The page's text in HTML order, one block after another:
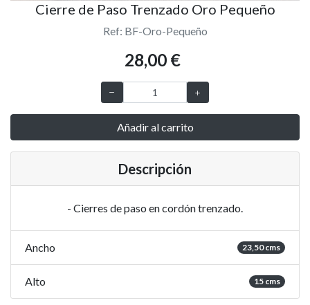
Cierre de Paso Trenzado Oro Pequeño
Ref: BF-Oro-Pequeño
28,00 €
Añadir al carrito
Descripción
- Cierres de paso en cordón trenzado.
Ancho 23,50 cms
Alto 15 cms